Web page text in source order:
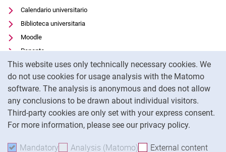
This website uses only technically necessary cookies. We
do not use cookies for usage analysis with the Matomo
software. The analysis is anonymous and does not allow
any conclusions to be drawn about individual visitors.
Third-party cookies are only set with your express consent.
For more information, please see our privacy policy.
Mandatory Accept mandatory cookies
Analysis (Matomo) Accept analysis cookies
External content
Calendario universitario
Biblioteca universitaria
Moodle
Panopto
Protección de datos
Accesibilidad
Uso transparente de la IA